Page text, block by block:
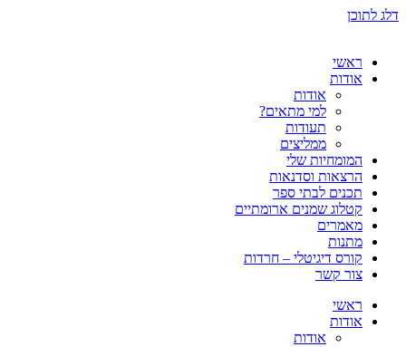
דלג לתוכן
ראשי
אודות
אודות
למי מתאים?
תעודות
ממליצים
המומחיות שלי
הרצאות וסדנאות
תכנים לבתי ספר
קטלוג שמנים ארומתיים
מאמרים
מתנות
קורס דיגיטלי – חרדות
צור קשר
ראשי
אודות
אודות